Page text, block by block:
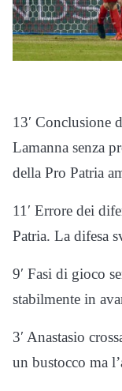
13′ Conclusione
Lamanna senza
della Pro Patria
11′ Errore dei
Patria. La difesa
9′ Fasi di gioco
stabilmente in
3′ Anastasio
un bustocco ma